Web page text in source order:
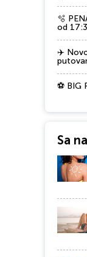
🫧
od
✈️
⚽ BIG
Sa